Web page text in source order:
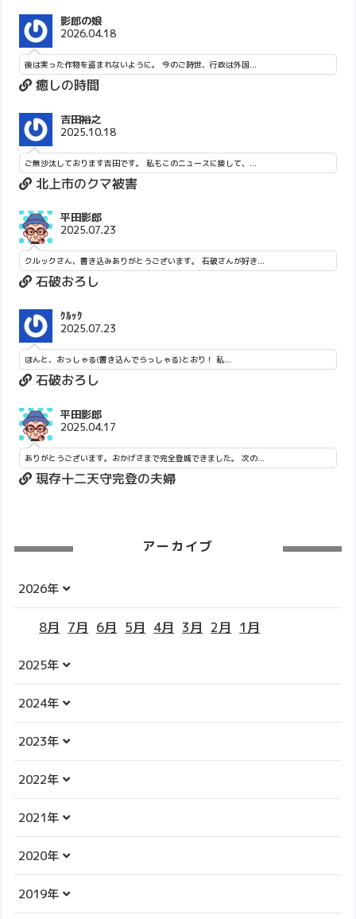
影郎の娘
2026.04.18
後は実った作物を盗まれないように。 今のご時世、行政は外国...
癒しの時間
吉田裕之
2025.10.18
ご無沙汰しております吉田です。 私もこのニュースに接して、...
北上市のクマ被害
平田影郎
2025.07.23
クルックさん、書き込みありがとうございます。 石破さんが好き...
石破おろし
ｸﾙｯｸ
2025.07.23
ほんと、おっしゃる(書き込んでらっしゃる)とおり！ 私...
石破おろし
平田影郎
2025.04.17
ありがとうございます。おかげさまで完全登城できました。 次の...
現存十二天守完登の夫婦
アーカイブ
2026年
8月 7月 6月 5月 4月 3月 2月 1月
2025年
2024年
2023年
2022年
2021年
2020年
2019年